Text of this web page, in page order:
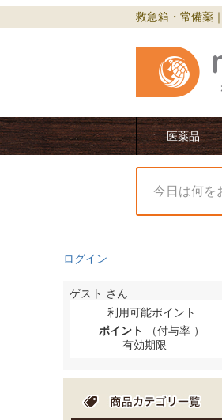
救急箱・常備薬
医薬品
ログイン
ゲスト さん
利用可能ポイント
ポイント
（付与率 ）
有効期限